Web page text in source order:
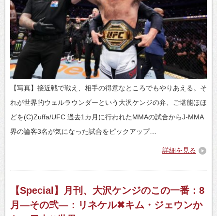
【写真】接近戦で戦え、相手の得意なところでもやりあえる。そ
れが世界的ウェルラウンダーという大沢ケンジの弁、ご堪能ほほ
どを(C)Zuffa/UFC 過去1カ月に行われたMMAの試合からJ-MMA
界の論客3名が気になった試合をピックアップ…
詳細を見る
【Special】月刊、大沢ケンジのこの一番：8
月―その弐―：リネケル✖キム・ジェウンか